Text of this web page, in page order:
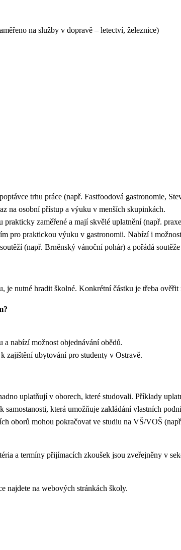
na služby v dopravě – letectví, železnice)
trhu práce (např. Fastfoodová gastronomie,
na osobní přístup a výuku v menších skupinkách.
zaměřené a mají skvělé uplatnění (např.
pro praktickou výuku v gastronomii. Nabízí i
(např. Brněnský vánoční pohár) a pořádá
je nutné hradit školné. Konkrétní částku je třeba ověřit
a nabízí možnost objednávání obědů.
zajištění ubytování pro studenty v Ostravě.
uplatňují v oborech, které studovali. Příklady
samostanosti, která umožňuje zakládání vlastních
oborů mohou pokračovat ve studiu na VŠ/VOŠ
a termíny přijímacích zkoušek jsou zveřejněny v
najdete na webových stránkách školy.